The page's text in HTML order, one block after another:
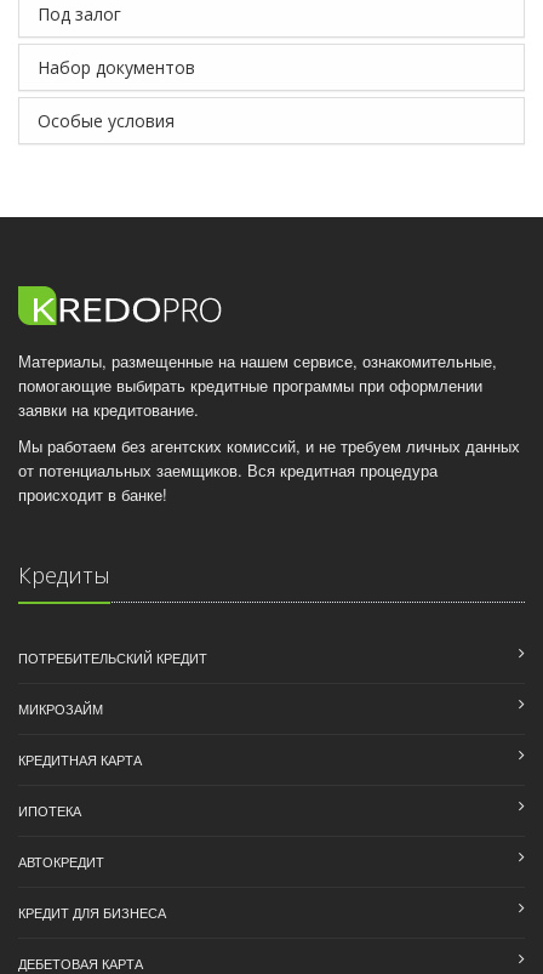
Под залог
Набор документов
Особые условия
Материалы, размещенные на нашем сервисе, ознакомительные,
помогающие выбирать кредитные программы при оформлении
заявки на кредитование.
Мы работаем без агентских комиссий, и не требуем личных данных
от потенциальных заемщиков. Вся кредитная процедура
происходит в банке!
Кредиты
ПОТРЕБИТЕЛЬСКИЙ КРЕДИТ
МИКРОЗАЙМ
КРЕДИТНАЯ КАРТА
ИПОТЕКА
АВТОКРЕДИТ
КРЕДИТ ДЛЯ БИЗНЕСА
ДЕБЕТОВАЯ КАРТА